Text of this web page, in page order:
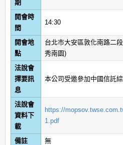
期
開會時
間
14:30
開會地
點
台北市大安區敦化南路二
秀南園)
法說會
擇要訊
息
本公司受邀參加中國信託
法說會
資料下
載
https://
1.pdf
備註 無